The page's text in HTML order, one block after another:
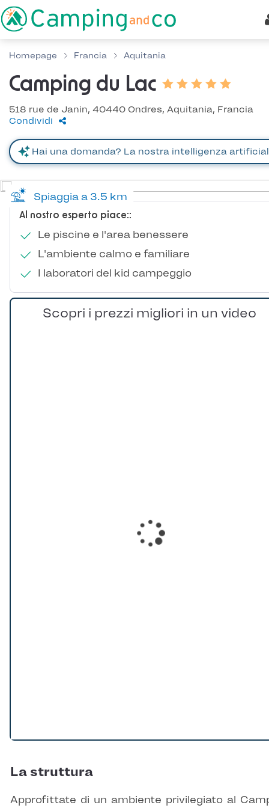
Homepage Francia Aquitania
Camping du Lac
518 rue de Janin, 40440 Ondres, Aquitania, Francia
Condividi
Al nostro esperto piace::
Le piscine e l'area benessere
L'ambiente calmo e familiare
I laboratori del kid campeggio
Spiaggia a 3.5 km
Scopri i prezzi migliori in un video
La struttura
Approfittate di un ambiente privilegiato al